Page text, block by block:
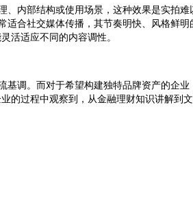
内部结构或使用场景，这种效果是实拍
适合社交媒体传播，其节奏明快、风格鲜
活适应不同的内容调性。
基调。而对于希望构建独特品牌资产的企业
的过程中观察到，从金融理财知识讲解到文